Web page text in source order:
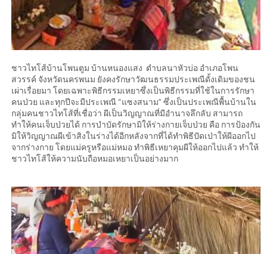
ชาวไทโส้บ้านโพนตูม บ้านหนองแสง ตำบลนาหัวบ่อ อำเภอโพน
สวรรค์ จังหวัดนครพนม ยังคงรักษาวัฒนธรรมประเพณีดั้งเดิมของชน
เผ่าเรื่อยมา โดยเฉพาะพิธีกรรมเหยาซึ่งเป็นพิธีกรรมที่ใช้ในการรักษา
คนป่วย และทุกปีจะมีประเพณี “แซงสนาม” ซึ่งเป็นประเพณีพื้นบ้านใน
กลุ่มคนชาวไทโส้ที่เชื่อว่า ผีเป็นวิญญาณที่มีอำนาจลึกลับ สามารถ
ทำให้คนเจ็บป่วยได้ การบำบัดรักษามิให้ร่างกายเจ็บป่วย คือ การป้องกัน
มิให้วิญญาณผีเข้าสิงในร่างได้อีกหลังจากที่ได้ทำพิธีปัดเป่าให้ผีออกไป
จากร่างกาย โดยแม่ครูหรือแม่หมอ ทำพิธีเหยาคุมผีให้ออกไปแล้ว ทำให้
ชาวไทโส้ให้ความนับถือหมอเหยาเป็นอย่างมาก